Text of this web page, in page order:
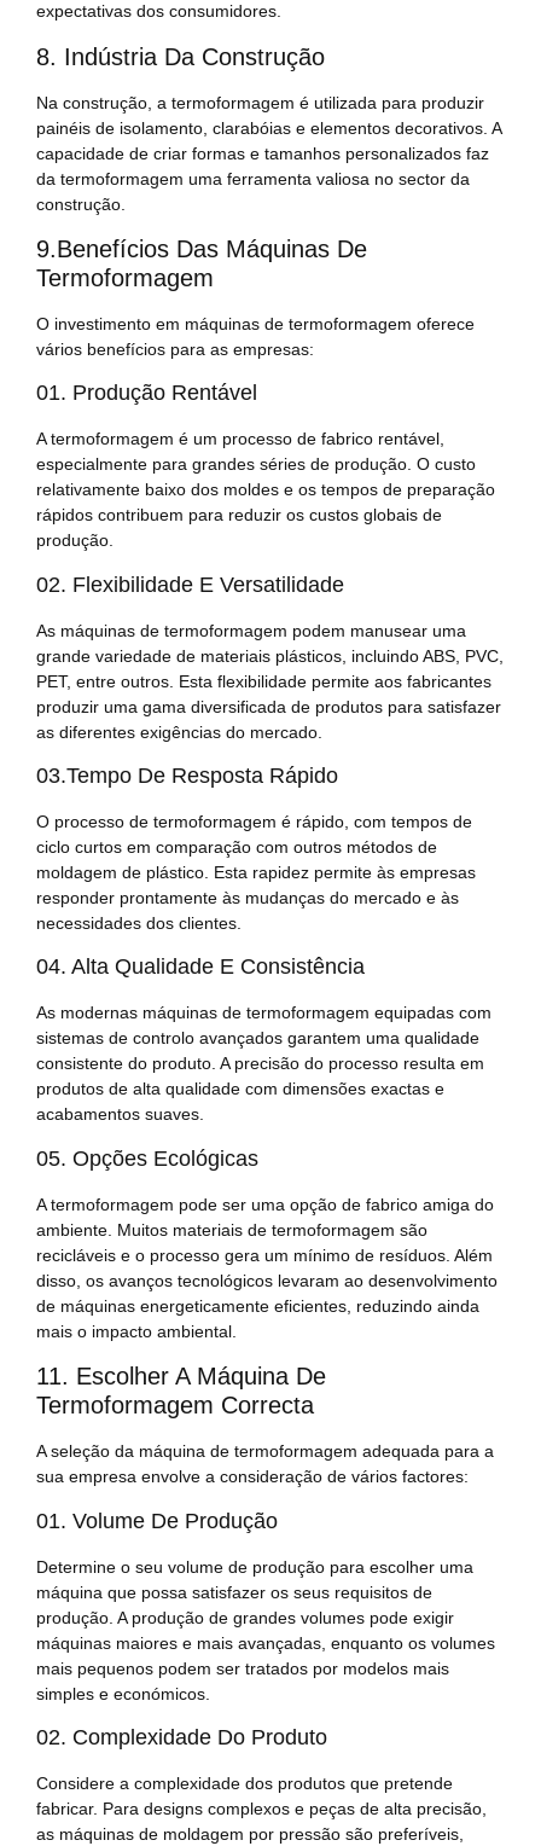
expectativas dos consumidores.
8. Indústria Da Construção
Na construção, a termoformagem é utilizada para produzir
painéis de isolamento, clarabóias e elementos decorativos. A
capacidade de criar formas e tamanhos personalizados faz
da termoformagem uma ferramenta valiosa no sector da
construção.
9.Benefícios Das Máquinas De
Termoformagem
O investimento em máquinas de termoformagem oferece
vários benefícios para as empresas:
01. Produção Rentável
A termoformagem é um processo de fabrico rentável,
especialmente para grandes séries de produção. O custo
relativamente baixo dos moldes e os tempos de preparação
rápidos contribuem para reduzir os custos globais de
produção.
02. Flexibilidade E Versatilidade
As máquinas de termoformagem podem manusear uma
grande variedade de materiais plásticos, incluindo ABS, PVC,
PET, entre outros. Esta flexibilidade permite aos fabricantes
produzir uma gama diversificada de produtos para satisfazer
as diferentes exigências do mercado.
03.Tempo De Resposta Rápido
O processo de termoformagem é rápido, com tempos de
ciclo curtos em comparação com outros métodos de
moldagem de plástico. Esta rapidez permite às empresas
responder prontamente às mudanças do mercado e às
necessidades dos clientes.
04. Alta Qualidade E Consistência
As modernas máquinas de termoformagem equipadas com
sistemas de controlo avançados garantem uma qualidade
consistente do produto. A precisão do processo resulta em
produtos de alta qualidade com dimensões exactas e
acabamentos suaves.
05. Opções Ecológicas
A termoformagem pode ser uma opção de fabrico amiga do
ambiente. Muitos materiais de termoformagem são
recicláveis e o processo gera um mínimo de resíduos. Além
disso, os avanços tecnológicos levaram ao desenvolvimento
de máquinas energeticamente eficientes, reduzindo ainda
mais o impacto ambiental.
11. Escolher A Máquina De
Termoformagem Correcta
A seleção da máquina de termoformagem adequada para a
sua empresa envolve a consideração de vários factores:
01. Volume De Produção
Determine o seu volume de produção para escolher uma
máquina que possa satisfazer os seus requisitos de
produção. A produção de grandes volumes pode exigir
máquinas maiores e mais avançadas, enquanto os volumes
mais pequenos podem ser tratados por modelos mais
simples e económicos.
02. Complexidade Do Produto
Considere a complexidade dos produtos que pretende
fabricar. Para designs complexos e peças de alta precisão,
as máquinas de moldagem por pressão são preferíveis,